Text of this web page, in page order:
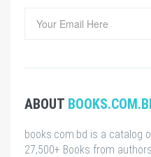
ABOUT
books.com.bd is a catalog
27,500+ Books from